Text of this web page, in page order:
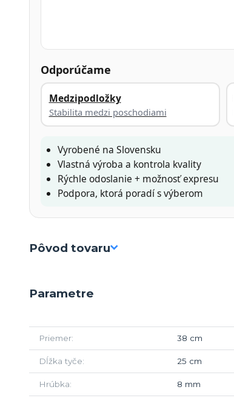
Odporúčame
Medzipodložky
Stabilita medzi poschodiami
Vyrobené na Slovensku
Vlastná výroba a kontrola kvality
Rýchle odoslanie + možnosť expresu
Podpora, ktorá poradí s výberom
Pôvod tovaru
Parametre
Priemer 38 cm
Dĺžka tyče 25 cm
Hrúbka 8 mm